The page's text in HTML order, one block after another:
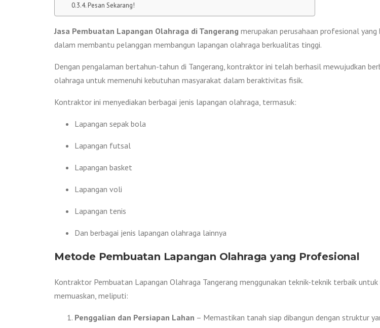
Pesan Sekarang!
Jasa Pembuatan Lapangan Olahraga di Tangerang merupakan perusahaan profesional
dalam membantu pelanggan membangun lapangan olahraga berkualitas tinggi.
Dengan pengalaman bertahun-tahun di Tangerang, kontraktor ini telah berhasil mewujudkan
olahraga untuk memenuhi kebutuhan masyarakat dalam beraktivitas fisik.
Kontraktor ini menyediakan berbagai jenis lapangan olahraga, termasuk:
Lapangan sepak bola
Lapangan futsal
Lapangan basket
Lapangan voli
Lapangan tenis
Dan berbagai jenis lapangan olahraga lainnya
Metode Pembuatan Lapangan Olahraga yang Profesional
Kontraktor Pembuatan Lapangan Olahraga Tangerang menggunakan teknik-teknik terbaik
memuaskan, meliputi:
Penggalian dan Persiapan Lahan – Memastikan tanah siap dibangun dengan struktur